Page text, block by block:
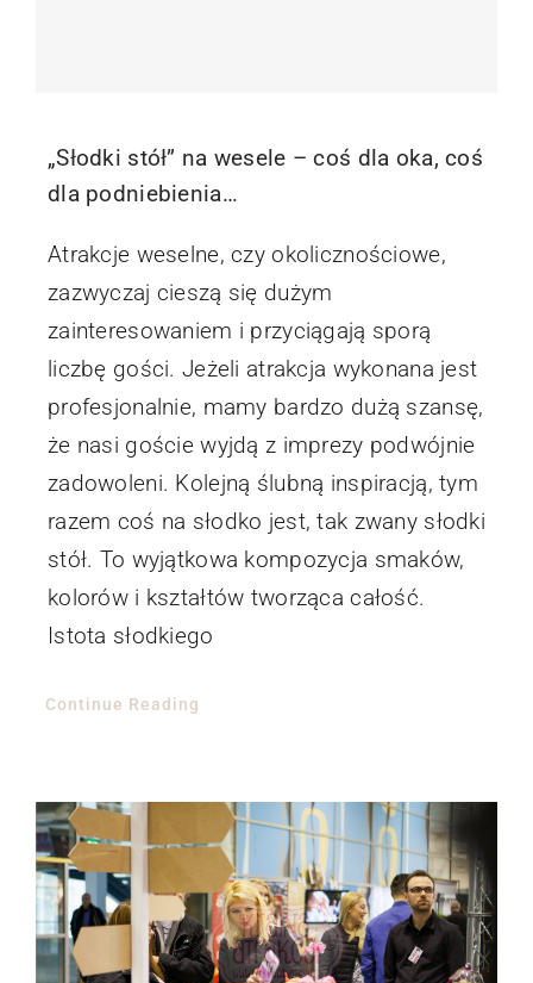
„Słodki stół” na wesele – coś dla oka, coś
dla podniebienia…
Atrakcje weselne, czy okolicznościowe,
zazwyczaj cieszą się dużym
zainteresowaniem i przyciągają sporą
liczbę gości. Jeżeli atrakcja wykonana jest
profesjonalnie, mamy bardzo dużą szansę,
że nasi goście wyjdą z imprezy podwójnie
zadowoleni. Kolejną ślubną inspiracją, tym
razem coś na słodko jest, tak zwany słodki
stół. To wyjątkowa kompozycja smaków,
kolorów i kształtów tworząca całość.
Istota słodkiego
Continue Reading